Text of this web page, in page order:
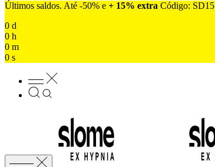
Últimos saldos. Até -50% e + 15% extra Código: SD15
0 d
0 h
0 m
0 s